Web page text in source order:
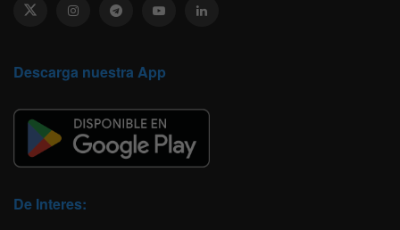
Descarga nuestra App
De Interes: